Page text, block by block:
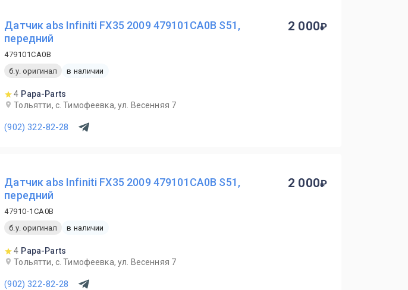
Датчик abs Infiniti FX35 2009 479101CA0B S51,
передний
479101CA0B
б.у. оригинал
в наличии
4 Papa-Parts
Тольятти, с. Тимофеевка, ул. Весенняя 7
(902) 322-82-28
2 000
Датчик abs Infiniti FX35 2009 479101CA0B S51,
передний
47910-1CA0B
б.у. оригинал
в наличии
4 Papa-Parts
Тольятти, с. Тимофеевка, ул. Весенняя 7
(902) 322-82-28
2 000